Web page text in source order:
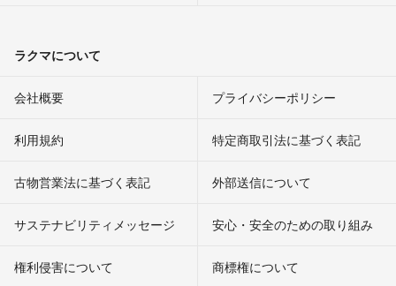
ラクマについて
会社概要 プライバシーポリシー
利用規約 特定商取引法に基づく表記
古物営業法に基づく表記 外部送信について
サステナビリティメッセージ 安心・安全のための取り組み
権利侵害について
商標権について